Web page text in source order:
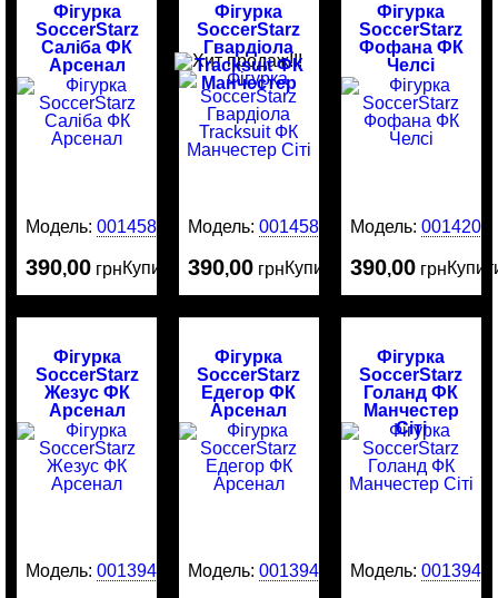
Фігурка
SoccerStarz
Саліба ФК
Арсенал
Модель:0014586
390,00 грнКупити
Фігурка
SoccerStarz
Гвардіола
Tracksuit ФК
Манчестер
Сіті
Модель:0014585
390,00 грнКупити
Фігурка
SoccerStarz
Фофана ФК
Челсі
Модель: 0014204
390,00 грн
Фігурка
SoccerStarz
Жезус ФК
Арсенал
Модель:0013949
Фігурка
SoccerStarz
Едегор ФК
Арсенал
Модель:0013946
Фігурка
SoccerStarz
Голанд ФК
Манчестер
Сіті
Модель: 0013945